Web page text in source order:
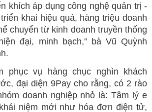
khích áp dụng công nghệ quản trị -
khai hiệu quả, hàng triệu doanh
chuyển từ kinh doanh truyền thống
đại, minh bạch,” bà Vũ Quỳnh
phục vụ hàng chục nghìn khách
đại diện 9Pay cho rằng, có 2 rào
doanh nghiệp nhỏ là: Tâm lý e
niệm mới như hóa đơn điện tử,